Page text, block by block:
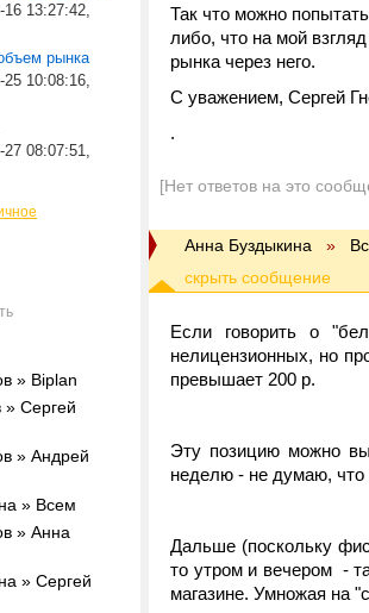
16 13:27:42,
рынка
25 10:08:16,
27 08:07:51,
» Biplan
Сергей
» Андрей
» Всем
» Анна
» Сергей
Так что можно
либо, что на мой
рынка через него.
С уважением, Сергей
.
[Нет ответов на это
Анна Буздыкина »
Если говорить о
нелицензионных, но
превышает 200 р.
Эту позицию можно
неделю - не думаю, что
Дальше (поскольку
то утром и вечером -
магазине. Умножая на